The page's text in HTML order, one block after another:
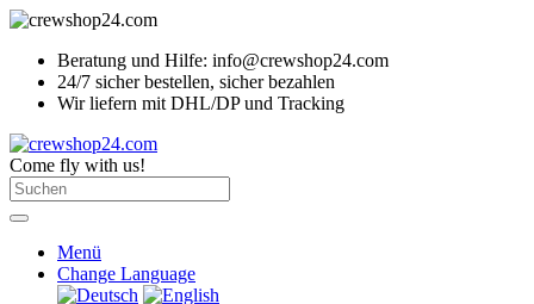
Beratung und Hilfe: info@crewshop24.com
24/7 sicher bestellen, sicher bezahlen
Wir liefern mit DHL/DP und Tracking
Come fly with us!
Menü
Change Language